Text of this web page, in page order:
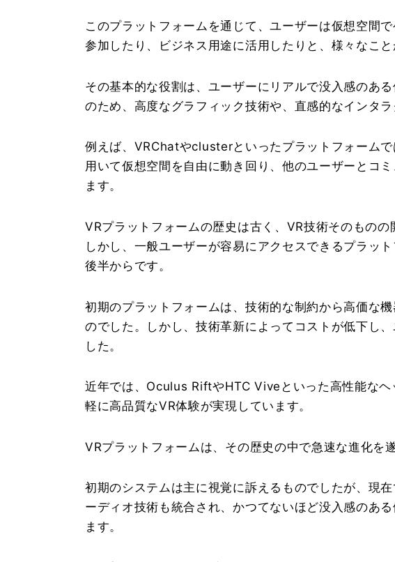
このプラットフォームを通じて、ユーザーは仮想空間
参加したり、ビジネス用途に活用したりと、様々なこと
その基本的な役割は、ユーザーにリアルで没入感のあ
のため、高度なグラフィック技術や、直感的なインタラ
例えば、VRChatやclusterといったプラットフォーム
用いて仮想空間を自由に動き回り、他のユーザーとコ
ます。
VRプラットフォームの歴史は古く、VR技術そのものの
しかし、一般ユーザーが容易にアクセスできるプラッ
後半からです。
初期のプラットフォームは、技術的な制約から高価な
のでした。しかし、技術革新によってコストが低下し
した。
近年では、Oculus RiftやHTC Viveといった高性能なヘ
軽に高品質なVR体験が実現しています。
VRプラットフォームは、その歴史の中で急速な進化を
初期のシステムは主に視覚に訴えるものでしたが、現
ーディオ技術も統合され、かつてないほど没入感のあ
ます。